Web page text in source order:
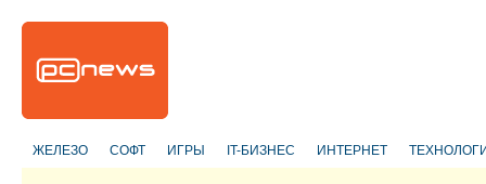
ЖЕЛЕЗО СОФТ ИГРЫ IT-БИЗНЕС ИНТЕРНЕТ